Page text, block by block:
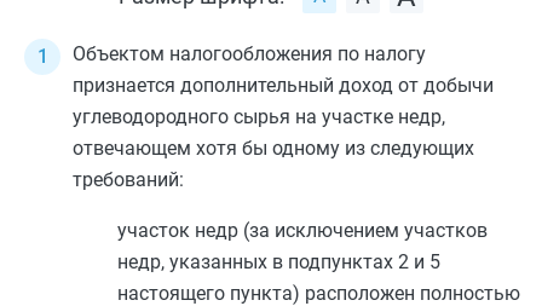
Объектом налогообложения по налогу
признается дополнительный доход от добычи
углеводородного сырья на участке недр,
отвечающем хотя бы одному из следующих
требований:
участок недр (за исключением участков
недр, указанных в подпунктах 2 и 5
настоящего пункта) расположен полностью